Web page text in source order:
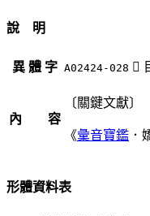
說 明
異 體 字 A02424-028 󳜂
內 容
〔關鍵文獻〕
《彙音寶鑑 ．
形體資料表